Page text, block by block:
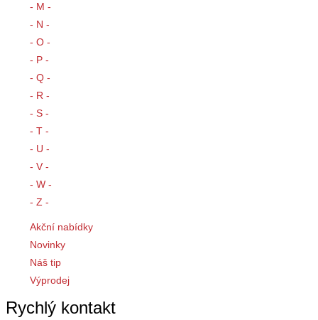
- M -
- N -
- O -
- P -
- Q -
- R -
- S -
- T -
- U -
- V -
- W -
- Z -
Akční nabídky
Novinky
Náš tip
Výprodej
Rychlý kontakt